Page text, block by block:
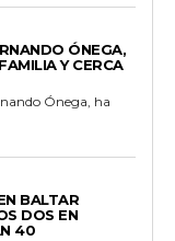
ÓNEGA,
Y CERCA
Ónega, ha
BALTAR
DOS EN
40